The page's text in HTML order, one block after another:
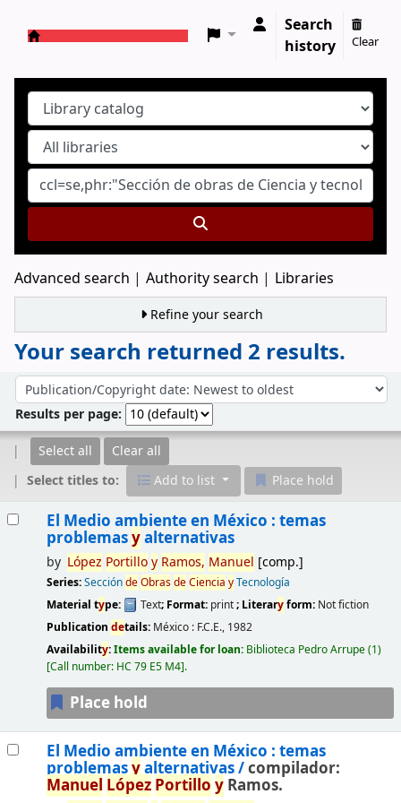
Search
history
Clear
Advanced search Authority search Libraries
Refine your search
Your search returned 2 results.
Sort by:
Results per page:
Select all
Clear all
Select titles to:
Add to list Place hold
El Medio ambiente en México : temas
problemasyalternativas
by López Portilloy Ramos, Manuel [comp.]
Series:SeccióndeObrasdeCiencia yTecnología
Material type: Text; Format: print; Literaryform: Not fiction
Publication details: México : F.C.E., 1982
Availability:Items available for loan: Biblioteca Pedro Arrupe(1)
Call number: HC 79 E5 M4 .
Place hold
El Medio ambiente en México : temas
problemasyalternativas /compilador:
Manuel López Portillo yRamos.